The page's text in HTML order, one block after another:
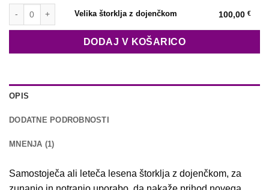
Velika štorklja z dojenčkom 100,00€
DODAJ V KOŠARICO
OPIS
DODATNE PODROBNOSTI
MNENJA (1)
Samostoječa ali leteča lesena štorklja z dojenčkom, za